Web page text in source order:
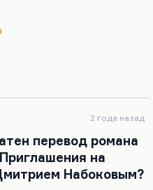
и море» написан
переживал
Все остальное,
годилось никуда.
так любила
2 года назад
перевод романа
на
Набоковым?